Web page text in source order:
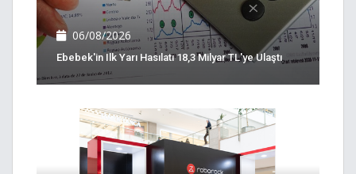
06/08/2026
Ebebek'in Ilk Yarı Hasılatı 18,3 Milyar TL'ye Ulaştı